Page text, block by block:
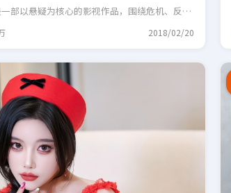
部以悬疑为核心的影视作品，围绕危机、反转
2018/02/20